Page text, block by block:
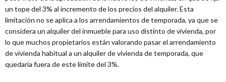
un tope del 3% al incremento de los precios del alquiler. Esta
limitación no se aplica a los arrendamientos de temporada, ya que se
considera un alquiler del inmueble para uso distinto de vivienda, por
lo que muchos propietarios están valorando pasar el arrendamiento
de vivienda habitual a un alquiler de vivienda de temporada, que
quedaría fuera de este límite del 3%.